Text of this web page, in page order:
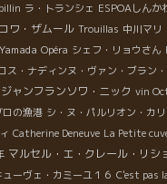
ラ・トランシェ ESPOAしんか
ワ・ザムール Trouillas 中川マリ
Opéra シェフ・リョウさん
ス・ナディンヌ・ヴァン・ブラン
ジャンフランソワ・ニック vin
ロの漁港 シ・ヌ・パルリオン・カ
Catherine Deneuve La Petite
マルセル・エ・クレール・リシ
ューヴェ・カミーユ１６ C'est pas